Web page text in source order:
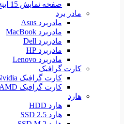
صفحه نمایش 15 اینج
مادر برد
مادربرد Asus
مادربرد MacBook
مادربرد Dell
مادربرد HP
مادربرد Lenovo
کارت گرافیک
کارت گرافیک Nvidia
کارت گرافیک AMD
هارد
هارد HDD
هارد SSD 2.5